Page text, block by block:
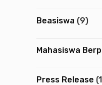
Beasiswa (9)
Mahasiswa
Press Release